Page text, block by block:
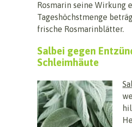
Rosmarin seine Wirkung
Tageshöchstmenge
frische Rosmarinblätter.
Salbei gegen
Schleimhäute